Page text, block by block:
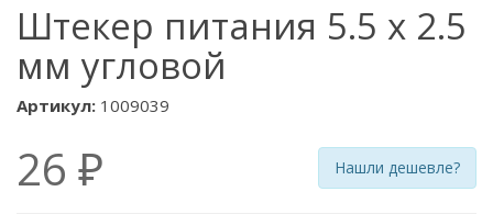
Штекер питания 5.5 х 2.5
мм угловой
Артикул: 1009039
26 ₽ Нашли дешевле?